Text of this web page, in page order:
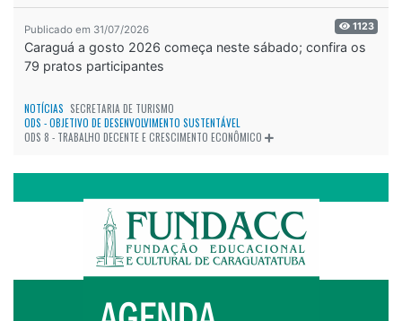
Publicado em 31/07/2026 1123
Caraguá a gosto 2026 começa neste sábado; confira os
79 pratos participantes
NOTÍCIAS SECRETARIA DE TURISMO
ODS - OBJETIVO DE DESENVOLVIMENTO SUSTENTÁVEL
ODS 8 - TRABALHO DECENTE E CRESCIMENTO ECONÔMICO